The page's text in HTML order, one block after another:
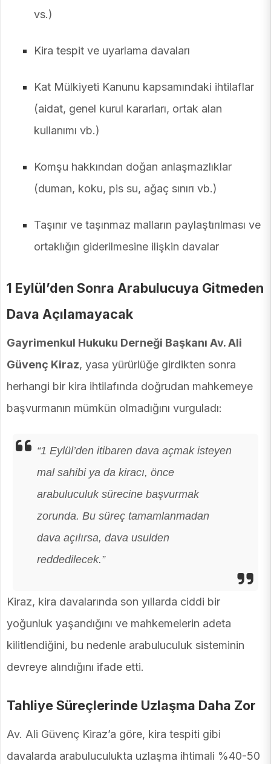
vs.)
Kira tespit ve uyarlama davaları
Kat Mülkiyeti Kanunu kapsamındaki ihtilaflar
(aidat, genel kurul kararları, ortak alan
kullanımı vb.)
Komşu hakkından doğan anlaşmazlıklar
(duman, koku, pis su, ağaç sınırı vb.)
Taşınır ve taşınmaz malların paylaştırılması ve
ortaklığın giderilmesine ilişkin davalar
1 Eylül’den Sonra Arabulucuya Gitmeden
Dava Açılamayacak
Gayrimenkul Hukuku Derneği Başkanı Av. Ali
Güvenç Kiraz, yasa yürürlüğe girdikten sonra
herhangi bir kira ihtilafında doğrudan mahkemeye
başvurmanın mümkün olmadığını vurguladı:
“1 Eylül’den itibaren dava açmak isteyen
mal sahibi ya da kiracı, önce
arabuluculuk sürecine başvurmak
zorunda. Bu süreç tamamlanmadan
dava açılırsa, dava usulden
reddedilecek.”
Kiraz, kira davalarında son yıllarda ciddi bir
yoğunluk yaşandığını ve mahkemelerin adeta
kilitlendiğini, bu nedenle arabuluculuk sisteminin
devreye alındığını ifade etti.
Tahliye Süreçlerinde Uzlaşma Daha Zor
Av. Ali Güvenç Kiraz’a göre, kira tespiti gibi
davalarda arabuluculukta uzlaşma ihtimali %40-50